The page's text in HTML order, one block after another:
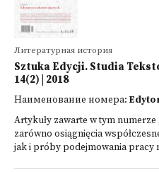
Литературная история
Sztuka Edycji. Studia
14(2) | 2018
Наименование номера:
Artykuły zawarte w tym
zarówno osiągnięcia
jak i próby podejmowania pracy